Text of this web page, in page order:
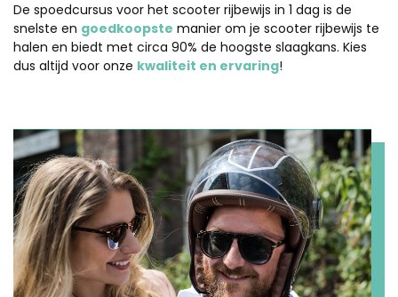
De spoedcursus voor het scooter rijbewijs in 1 dag is de
snelste en goedkoopste manier om je scooter rijbewijs te
halen en biedt met circa 90% de hoogste slaagkans. Kies
dus altijd voor onze kwaliteit en ervaring!